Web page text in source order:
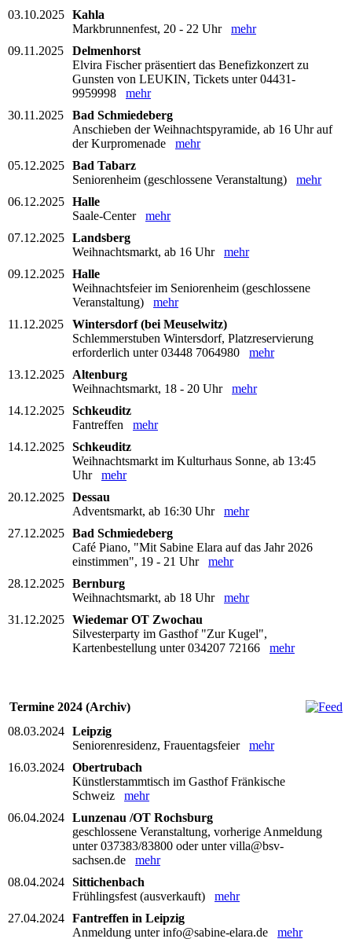
03.10.2025 Kahla
Markbrunnenfest, 20 - 22 Uhr mehr
09.11.2025
Delmenhorst
Elvira Fischer präsentiert das Benefizkonzert zu
Gunsten von LEUKIN, Tickets unter 04431-
9959998 mehr
30.11.2025
Bad Schmiedeberg
Anschieben der Weihnachtspyramide, ab 16 Uhr auf
der Kurpromenade mehr
05.12.2025 Bad Tabarz
Seniorenheim (geschlossene Veranstaltung) mehr
06.12.2025 Halle
Saale-Center mehr
07.12.2025 Landsberg
Weihnachtsmarkt, ab 16 Uhr mehr
09.12.2025 Halle
Weihnachtsfeier im Seniorenheim (geschlossene
Veranstaltung) mehr
11.12.2025
Wintersdorf (bei Meuselwitz)
Schlemmerstuben Wintersdorf, Platzreservierung
erforderlich unter 03448 7064980 mehr
13.12.2025
Altenburg
Weihnachtsmarkt, 18 - 20 Uhr mehr
14.12.2025 Schkeuditz
Fantreffen mehr
14.12.2025 Schkeuditz
Weihnachtsmarkt im Kulturhaus Sonne, ab 13:45
Uhr mehr
20.12.2025 Dessau
Adventsmarkt, ab 16:30 Uhr mehr
27.12.2025 Bad Schmiedeberg
Café Piano, "Mit Sabine Elara auf das Jahr 2026
einstimmen", 19 - 21 Uhr mehr
28.12.2025 Bernburg
Weihnachtsmarkt, ab 18 Uhr mehr
31.12.2025 Wiedemar OT Zwochau
Silvesterparty im Gasthof "Zur Kugel",
Kartenbestellung unter 034207 72166 mehr
Termine 2024 (Archiv)
08.03.2024 Leipzig
Seniorenresidenz, Frauentagsfeier mehr
16.03.2024 Obertrubach
Künstlerstammtisch im Gasthof Fränkische
Schweiz mehr
06.04.2024 Lunzenau /OT Rochsburg
geschlossene Veranstaltung, vorherige Anmeldung
unter 037383/83800 oder unter villa@bsv-
sachsen.de mehr
08.04.2024 Sittichenbach
Frühlingsfest (ausverkauft) mehr
27.04.2024 Fantreffen in Leipzig
Anmeldung unter info@sabine-elara.de mehr